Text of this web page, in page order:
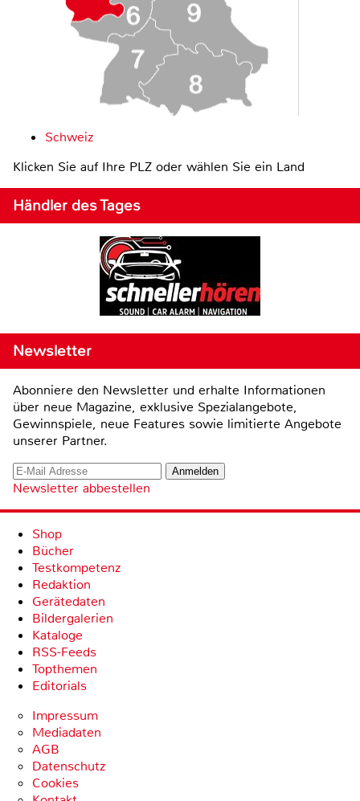
Schweiz
Klicken Sie auf Ihre PLZ oder wählen Sie ein Land
Händler des Tages
Newsletter
Abonniere den Newsletter und erhalte Informationen
über neue Magazine, exklusive Spezialangebote,
Gewinnspiele, neue Features sowie limitierte Angebote
unserer Partner.
Newsletter abbestellen
Shop
Bücher
Testkompetenz
Redaktion
Gerätedaten
Bildergalerien
Kataloge
RSS-Feeds
Topthemen
Editorials
Impressum
Mediadaten
AGB
Datenschutz
Cookies